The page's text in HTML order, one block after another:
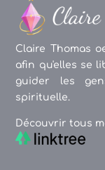
Claire Thomas
afin qu'elles se
guider les
spirituelle.
Découvrir tous